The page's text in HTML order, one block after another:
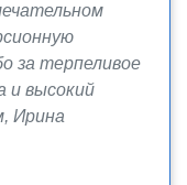
за терпеливое
и высокий
Ирина